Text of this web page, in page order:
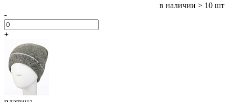
в наличии > 10 шт
-
+